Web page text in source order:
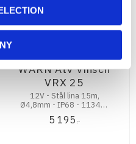
WARN Atv Vinsch
VRX 25
12V - Stål lina 15m,
Ø4,8mm - IP68 - 1134kg
Dragkraft
5 195 :-